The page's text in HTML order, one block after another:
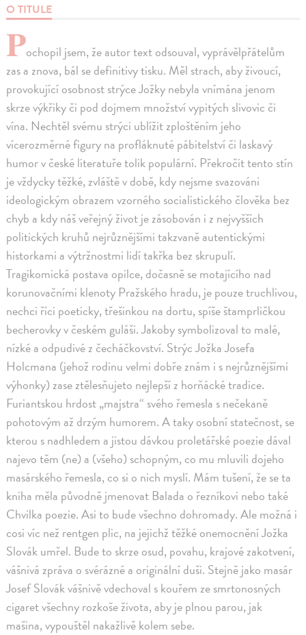
O TITULE
Pochopil jsem, že autor text odsouval, vyprávělpřátelům
zas a znova, bál se definitivy tisku. Měl strach, aby živoucí,
provokující osobnost strýce Jožky nebyla vnímána jenom
skrze výkřiky či pod dojmem množství vypitých slivovic či
vína. Nechtěl svému strýci ublížit zploštěním jeho
vícerozměrné figury na profláknuté pábitelství či laskavý
humor v české literatuře tolik populární. Překročit tento stín
je vždycky těžké, zvláště v době, kdy nejsme svazováni
ideologickým obrazem vzorného socialistického člověka bez
chyb a kdy náš veřejný život je zásobován i z nejvyšších
politických kruhů nejrůznějšími takzvaně autentickými
historkami a výtržnostmi lidí takřka bez skrupulí.
Tragikomická postava opilce, dočasně se motajícího nad
korunovačními klenoty Pražského hradu, je pouze truchlivou,
nechci říci poeticky, třešinkou na dortu, spíše štamprličkou
becherovky v českém guláši. Jakoby symbolizoval to malé,
nízké a odpudivé z čecháčkovství. Strýc Jožka Josefa
Holcmana (jehož rodinu velmi dobře znám i s nejrůznějšími
výhonky) zase ztělesňujeto nejlepší z horňácké tradice.
Furiantskou hrdost „majstra“ svého řemesla s nečekaně
pohotovým až drzým humorem. A taky osobní statečnost, se
kterou s nadhledem a jistou dávkou proletářské poezie dával
najevo těm (ne) a (všeho) schopným, co mu mluvili dojeho
masárského řemesla, co si o nich myslí. Mám tušení, že se ta
kniha měla původně jmenovat Balada o řezníkovi nebo také
Chvilka poezie. Asi to bude všechno dohromady. Ale možná i
cosi víc než rentgen plic, na jejichž těžké onemocnění Jožka
Slovák umřel. Bude to skrze osud, povahu, krajové zakotvení,
vášnivá zpráva o svérázné a originální duši. Stejně jako masár
Josef Slovák vášnivě vdechoval s kouřem ze smrtonosných
cigaret všechny rozkoše života, aby je plnou parou, jak
mašina, vypouštěl nakažlivě kolem sebe.